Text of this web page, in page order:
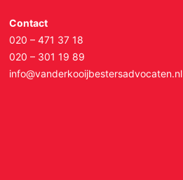
Contact
020 – 471 37 18
020 – 301 19 89
info@vanderkooijbestersadvocaten.nl